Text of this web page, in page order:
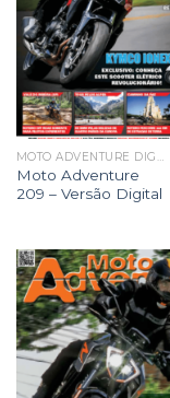
MOTO ADVENTURE DIGITAL
Moto Adventure
209 – Versão Digital